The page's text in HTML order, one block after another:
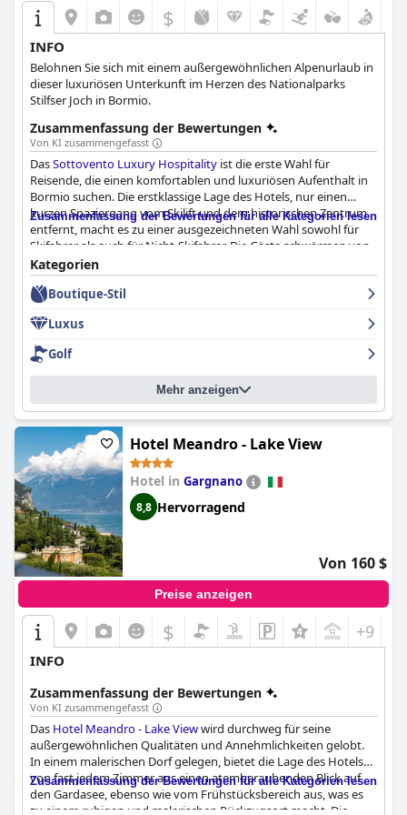
$
INFO
Belohnen Sie sich mit einem außergewöhnlichen Alpenurlaub in
dieser luxuriösen Unterkunft im Herzen des Nationalparks
Stilfser Joch in Bormio.
Zusammenfassung der Bewertungen
Von KI zusammengefasst
DasSottovento Luxury Hospitality ist die erste Wahl für
Reisende, die einen komfortablen und luxuriösen Aufenthalt in
Bormio suchen. Die erstklassige Lage des Hotels, nur einen
kurzen Spaziergang vom Skilift und dem historischen Zentrum
entfernt, macht es zu einer ausgezeichneten Wahl sowohl für
Skifahrer als auch für Nicht-Skifahrer. Die Gäste schwärmen von
dem köstlichen und außergewöhnlichen Frühstück, das im
Zimmer serviert wird und eine große Auswahl an hochwertigen
Produkten bietet. Die gemütlichen und modernen Zimmer mit
Komfort und ihre Geräumigkeit gelobt. Das Hotel ist stolz auf
seine Sauberkeit, und die Gäste bemerken, wie gut die Struktur
und die Zimmer gepflegt sind. Das Personal ist freundlich und
aufmerksam und bietet tadellosen Service und Höflichkeit. Die
unglaublichen Spa-Einrichtungen sind ein Highlight des Hotels.
Die Gäste genießen die Sauna und die entspannende
Atmosphäre. Die überdachte Parkgarage ist komfortabel,
geräumig und sicher und bietet sogar eine kostenlose
Ladestation für Elektroautos. Alles in allem bietet das
Sottovento Luxury Hospitalityeinen warmen und einladenden
Aufenthalt mit ausgezeichnetem Service, modernem Dekor und
einem hilfsbereiten Team, was es zur perfekten Wahl für einen
entspannenden und luxuriösen Urlaub macht.
Zusammenfassung der Bewertungen für alle Kategorien lesen
Kategorien
Boutique-Stil
Luxus
Golf
Mehr anzeigen
Hotel Meandro - Lake View
Hotel in Gargnano
8,8 Hervorragend
Von 160 $
Preise anzeigen
$ +9
INFO
Zusammenfassung der Bewertungen
Von KI zusammengefasst
Das Hotel Meandro - Lake Viewwird durchweg für seine
außergewöhnlichen Qualitäten und Annehmlichkeiten gelobt.
In einem malerischen Dorf gelegen, bietet die Lage des Hotels
von fast jedem Zimmer aus einen atemberaubenden Blick auf
den Gardasee, ebenso wie vom Frühstücksbereich aus, was es
zu einem ruhigen und malerischen Rückzugsort macht. Die
Zusammenfassung der Bewertungen für alle Kategorien lesen